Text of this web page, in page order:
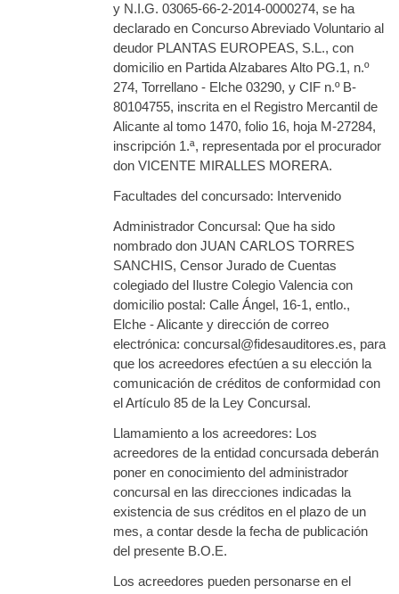
y N.I.G. 03065-66-2-2014-0000274, se ha
declarado en Concurso Abreviado Voluntario al
deudor PLANTAS EUROPEAS, S.L., con
domicilio en Partida Alzabares Alto PG.1, n.º
274, Torrellano - Elche 03290, y CIF n.º B-
80104755, inscrita en el Registro Mercantil de
Alicante al tomo 1470, folio 16, hoja M-27284,
inscripción 1.ª, representada por el procurador
don VICENTE MIRALLES MORERA.
Facultades del concursado: Intervenido
Administrador Concursal: Que ha sido
nombrado don JUAN CARLOS TORRES
SANCHIS, Censor Jurado de Cuentas
colegiado del Ilustre Colegio Valencia con
domicilio postal: Calle Ángel, 16-1, entlo.,
Elche - Alicante y dirección de correo
electrónica: concursal@fidesauditores.es, para
que los acreedores efectúen a su elección la
comunicación de créditos de conformidad con
el Artículo 85 de la Ley Concursal.
Llamamiento a los acreedores: Los
acreedores de la entidad concursada deberán
poner en conocimiento del administrador
concursal en las direcciones indicadas la
existencia de sus créditos en el plazo de un
mes, a contar desde la fecha de publicación
del presente B.O.E.
Los acreedores pueden personarse en el